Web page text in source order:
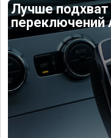
Лучше
переключений